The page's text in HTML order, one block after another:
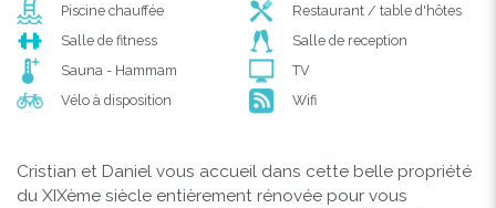
Piscine chauffée
Restaurant / table d'hôtes
Salle de fitness
Salle de reception
Sauna - Hammam
TV
Vélo à disposition
Wifi
Cristian et Daniel vous accueil dans cette belle propriété
du XIXème siècle entièrement rénovée pour vous